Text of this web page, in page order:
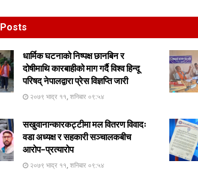
Posts
धार्मिक घटनाको निष्पक्ष छानबिन र
दोषीमाथि कारबाहीको माग गर्दै विश्व हिन्दू
परिषद् नेपालद्वारा प्रेस विज्ञप्ति जारी
२०७९ भाद्र ११, शनिबार ०९:५४
सखुवानान्कारकट्टीमा मल वितरण विवादः
वडा अध्यक्ष र सहकारी सञ्चालकबीच
आरोप–प्रत्यारोप
२०७९ भाद्र ११, शनिबार ०९:५४